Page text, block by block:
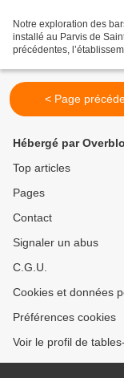
Notre exploration des
installé au Parvis de
précédentes,
< Page
Hébergé par
Top articles
Pages
Contact
Signaler un abus
C.G.U.
Cookies et données
Préférences cookies
Voir le profil de